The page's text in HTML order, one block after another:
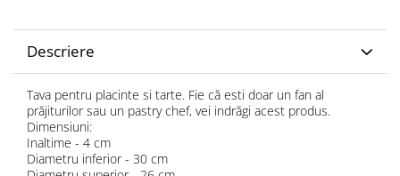
Descriere
Tava pentru placinte si tarte. Fie că esti doar un fan al
prăjiturilor sau un pastry chef, vei indrăgi acest produs.
Dimensiuni:
Inaltime - 4 cm
Diametru inferior - 30 cm